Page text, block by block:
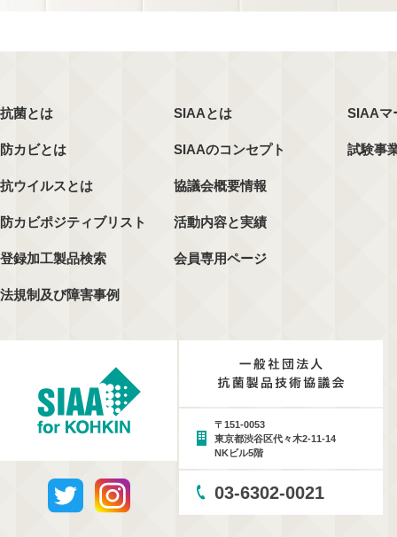
抗菌とは
防カビとは
抗ウイルスとは
防カビポジティブリスト
登録加工製品検索
法規制及び障害事例
SIAAとは
SIAAのコンセプト
協議会概要情報
活動内容と実績
会員専用ページ
SIAAマ
試験事
〒151-0053
東京都渋谷区代々木2-11-14
NKビル5階
03-6302-0021